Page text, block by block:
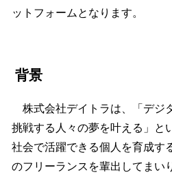
ットフォームとなります。
背景
株式会社デイトラは、「デジ
挑戦する人々の夢を叶える」と
社会で活躍できる個人を育成す
のフリーランスを輩出してまい